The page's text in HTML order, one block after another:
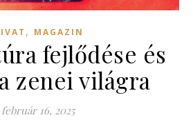
, MAGAZIN
fejlődése és
zenei világra
február 16, 2025